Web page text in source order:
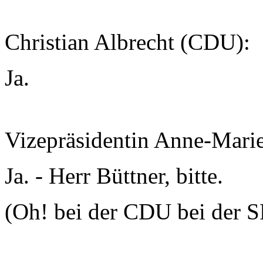
Christian Albrecht (CDU):
Ja.
Vizepräsidentin Anne-
Ja. - Herr Büttner, bitte.
(Oh! bei der CDU bei der